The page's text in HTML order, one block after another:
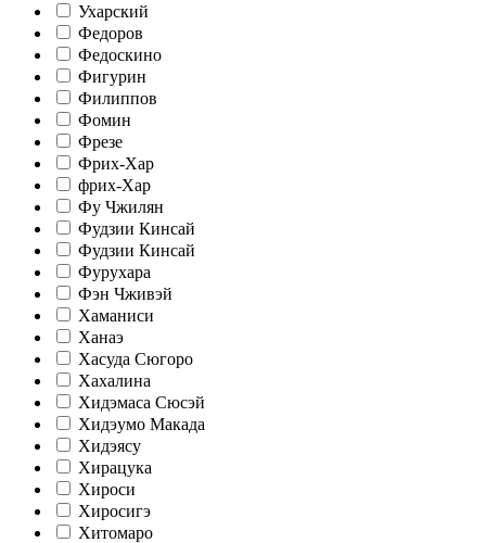
Ухарский
Федоров
Федоскино
Фигурин
Филиппов
Фомин
Фрезе
Фрих-Хар
фрих-Хар
Фу Чжилян
Фудзии Кинсай
Фудзии Кинсай
Фурухара
Фэн Чживэй
Хаманиси
Ханаэ
Хасуда Сюгоро
Хахалина
Хидэмаса Сюсэй
Хидэумо Макада
Хидэясу
Хирацука
Хироси
Хиросигэ
Хитомаро